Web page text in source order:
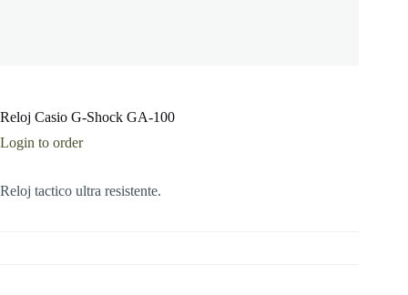
Reloj Casio G-Shock GA-100
Login to order
Reloj tactico ultra resistente.